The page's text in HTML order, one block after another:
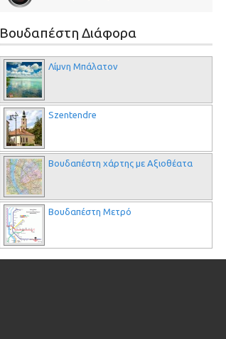
Βουδαπέστη Διάφορα
Λίμνη Μπάλατον
Szentendre
Βουδαπέστη χάρτης με Αξιοθέατα
Βουδαπέστη Μετρό